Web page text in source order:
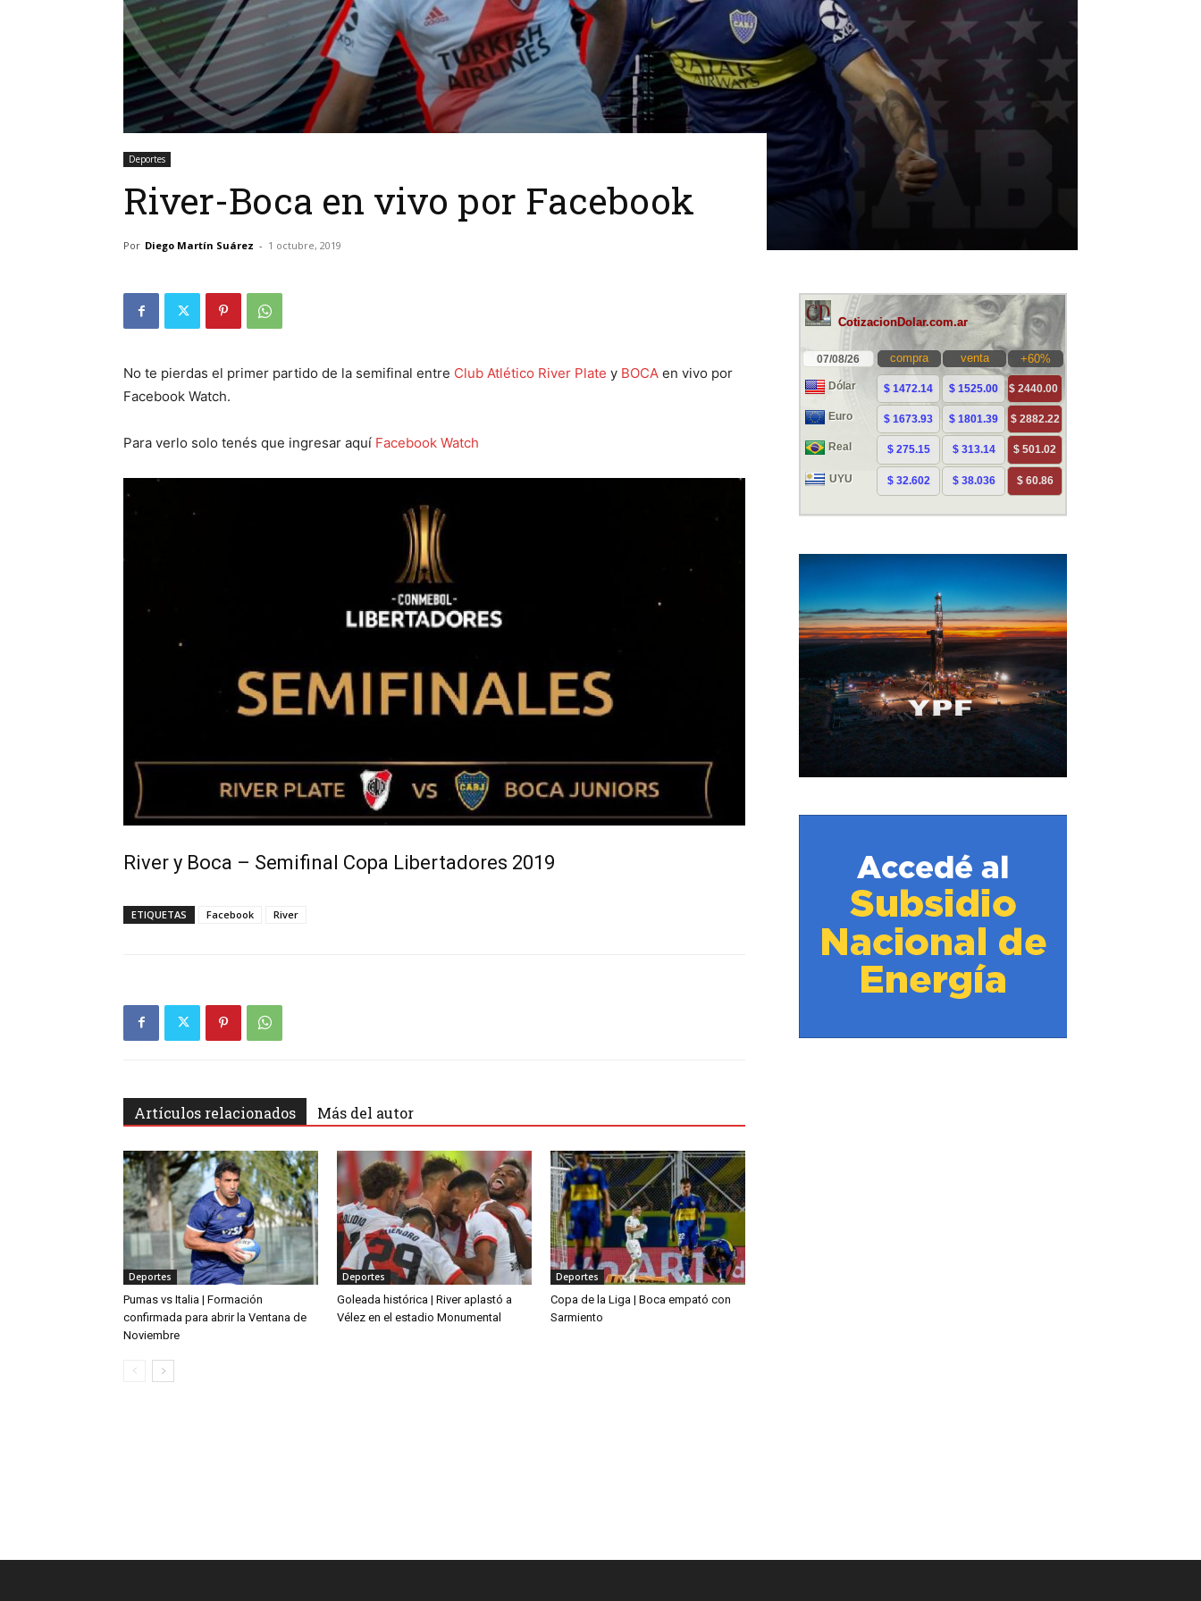
Deportes
River-Boca en vivo por Facebook
Por Diego Martín Suárez - 1 octubre, 2019
No te pierdas el primer partido de la semifinal entre Club Atlético River Plate y BOCA en vivo por
Facebook Watch.
Para verlo solo tenés que ingresar aquí Facebook Watch
River y Boca – Semifinal Copa Libertadores 2019
ETIQUETAS Facebook River
Artículos relacionados Más del autor
Deportes
Pumas vs Italia | Formación
confirmada para abrir la Ventana de
Noviembre
Deportes
Goleada histórica | River aplastó a
Vélez en el estadio Monumental
Deportes
Copa de la Liga | Boca empató con
Sarmiento